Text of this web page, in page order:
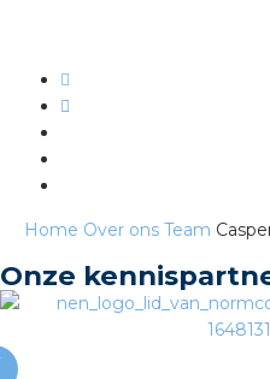
waarde
Home Over ons Team
Onze